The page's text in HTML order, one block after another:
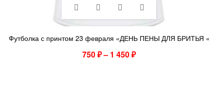
Футболка с принтом 23 февраля «ДЕНЬ ПЕНЫ ДЛЯ БРИТЬЯ «
750₽– 1 450₽